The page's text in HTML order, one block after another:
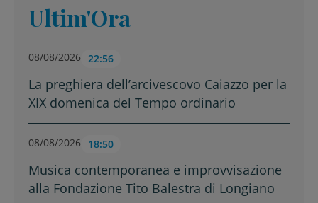
Ultim'Ora
08/08/2026 22:56
La preghiera dell’arcivescovo Caiazzo per la
XIX domenica del Tempo ordinario
08/08/2026 18:50
Musica contemporanea e improvvisazione
alla Fondazione Tito Balestra di Longiano